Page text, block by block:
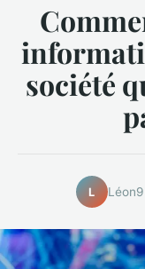
société
L Léon